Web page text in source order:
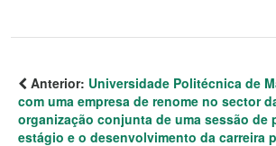
Anterior: Universidade Politécnica de
com uma empresa de renome no sector
organização conjunta de uma sessão de
estágio e o desenvolvimento da carreira